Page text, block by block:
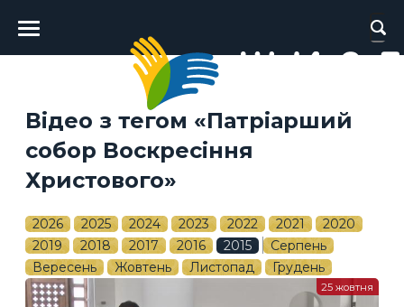
Головне
меню
Відео з тегом «Патріарший
собор Воскресіння
Христового»
2026 2025 2024 2023 2022 2021
2020
2019
2018 2017 2016 2015
Серпень
Вересень
Жовтень Листопад Грудень
25 жовтня